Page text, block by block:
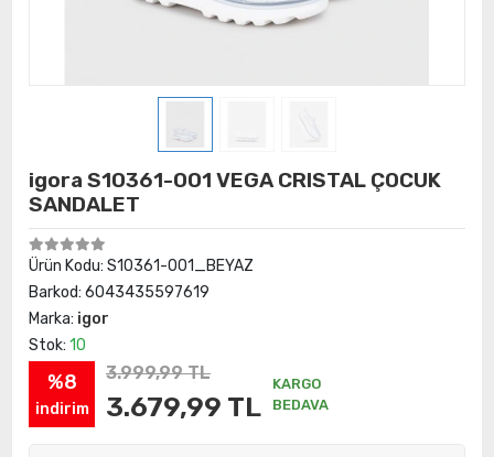
igora S10361-001 VEGA CRISTAL ÇOCUK
SANDALET
Ürün Kodu: S10361-001_BEYAZ
Barkod: 6043435597619
Marka: igor
Stok: 10
%8
indirim
3.999,99 TL
3.679,99 TL
KARGO
BEDAVA